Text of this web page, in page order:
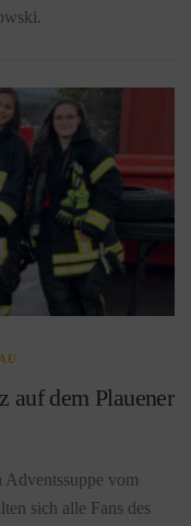
auf dem Plauener
vom
sich alle Fans des